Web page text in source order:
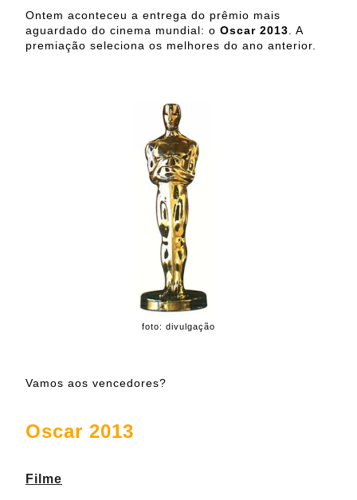
Ontem aconteceu a entrega do prêmio mais
aguardado do cinema mundial: o Oscar 2013. A
premiação seleciona os melhores do ano anterior.
foto: divulgação
Vamos aos vencedores?
Oscar 2013
Filme